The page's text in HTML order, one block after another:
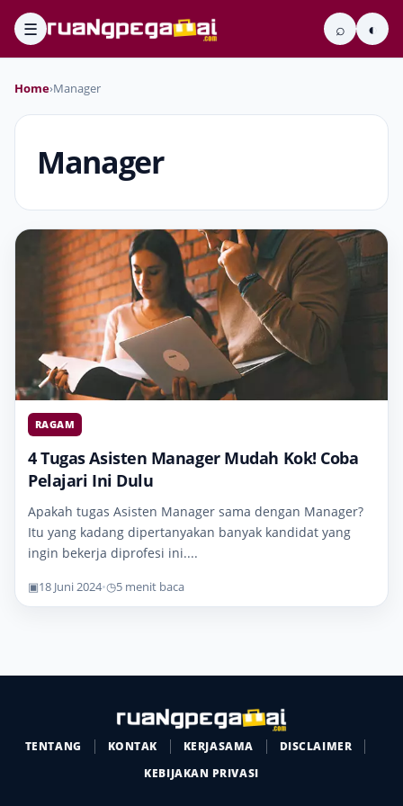
☰ ⌕ ◐
Home›Manager
Manager
RAGAM
4 Tugas Asisten Manager Mudah Kok! Coba
Pelajari Ini Dulu
Apakah tugas Asisten Manager sama dengan Manager?
Itu yang kadang dipertanyakan banyak kandidat yang
ingin bekerja diprofesi ini....
▣18 Juni 2024•◷5 menit baca
TENTANG KONTAK KERJASAMA
DISCLAIMER
KEBIJAKAN PRIVASI